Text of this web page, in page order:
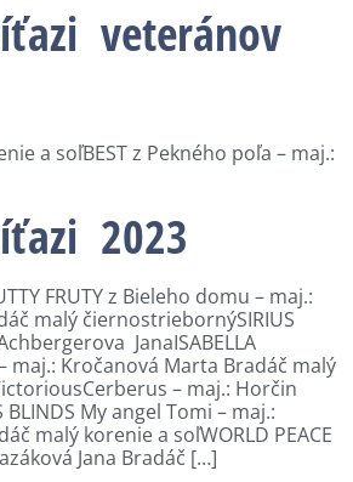
veteránov
a soľBEST z Pekného poľa – maj.:
2023
FRUTY z Bieleho domu – maj.:
malý čiernostriebornýSIRIUS
JanaISABELLA
– maj.: Kročanová Marta Bradáč malý
– maj.: Horčin
BLINDS My angel Tomi – maj.:
malý korenie a soľWORLD PEACE
Jana Bradáč […]